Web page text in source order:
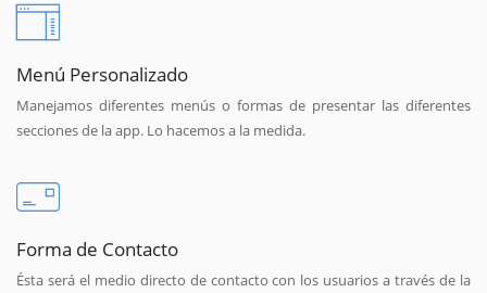
Menú Personalizado
Manejamos diferentes menús o formas de presentar las diferentes
secciones de la app. Lo hacemos a la medida.
Forma de Contacto
Ésta será el medio directo de contacto con los usuarios a través de la